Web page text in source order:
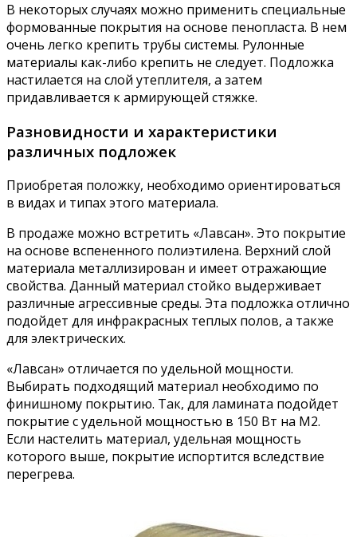
В некоторых случаях можно применить специальные
формованные покрытия на основе пенопласта. В нем
очень легко крепить трубы системы. Рулонные
материалы как-либо крепить не следует. Подложка
настилается на слой утеплителя, а затем
придавливается к армирующей стяжке.
Разновидности и характеристики
различных подложек
Приобретая положку, необходимо ориентироваться
в видах и типах этого материала.
В продаже можно встретить «Лавсан». Это покрытие
на основе вспененного полиэтилена. Верхний слой
материала металлизирован и имеет отражающие
свойства. Данный материал стойко выдерживает
различные агрессивные среды. Эта подложка отлично
подойдет для инфракрасных теплых полов, а также
для электрических.
«Лавсан» отличается по удельной мощности.
Выбирать подходящий материал необходимо по
финишному покрытию. Так, для ламината подойдет
покрытие с удельной мощностью в 150 Вт на М2.
Если настелить материал, удельная мощность
которого выше, покрытие испортится вследствие
перегрева.